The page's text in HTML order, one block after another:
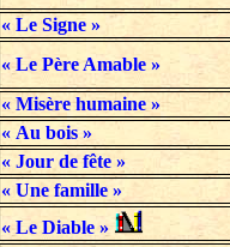
« Le Signe »
« Le Père Amable »
« Misère humaine »
« Au bois »
« Jour de fête »
« Une famille »
« Le Diable »